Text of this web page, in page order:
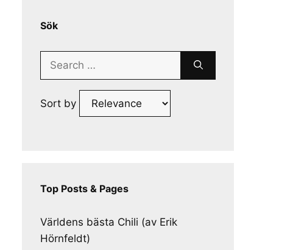
Sök
Search
Sort by
Top Posts & Pages
Världens bästa Chili (av Erik
Hörnfeldt)